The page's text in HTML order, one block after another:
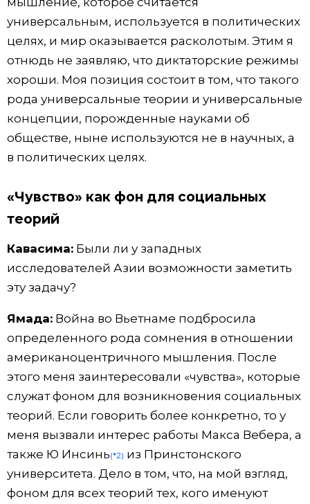
универсальным, используется в политических
целях, и мир оказывается расколотым. Этим я
отнюдь не заявляю, что диктаторские режимы
хороши. Моя позиция состоит в том, что такого
рода универсальные теории и универсальные
концепции, порожденные науками об
обществе, ныне используются не в научных, а
в политических целях.
«Чувство» как фон для социальных
теорий
Кавасима:Были ли у западных
исследователей Азии возможности заметить
эту задачу?
Ямада:Война во Вьетнаме подбросила
определенного рода сомнения в отношении
американоцентричного мышления. После
этого меня заинтересовали «чувства», которые
служат фоном для возникновения социальных
теорий. Если говорить более конкретно, то у
меня вызвали интерес работы Макса Вебера, а
также Ю Инсинь(*2) из Принстонского
университета. Дело в том, что, на мой взгляд,
фоном для всех теорий тех, кого именуют